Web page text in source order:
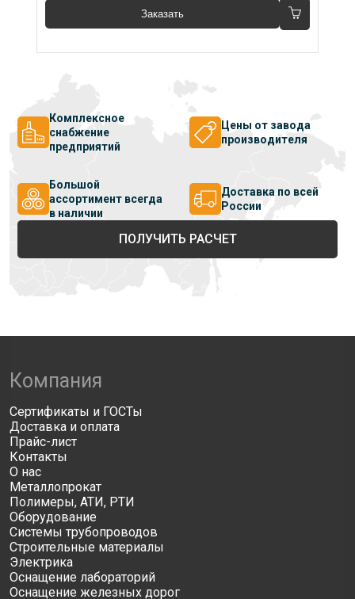
Заказать
Комплексное
снабжение
предприятий
Цены от завода
производителя
Большой
ассортимент всегда
в наличии
Доставка по всей
России
ПОЛУЧИТЬ РАСЧЕТ
Компания
Сертификаты и ГОСТы
Доставка и оплата
Прайс-лист
Контакты
О нас
Металлопрокат
Полимеры, АТИ, РТИ
Оборудование
Системы трубопроводов
Строительные материалы
Электрика
Оснащение лабораторий
Оснащение железных дорог